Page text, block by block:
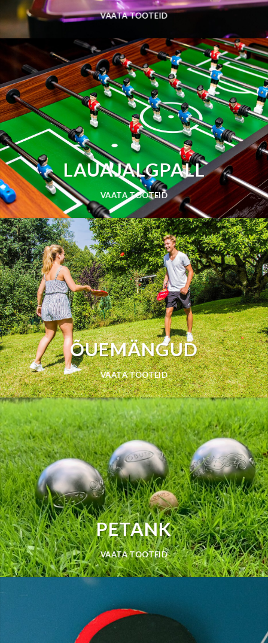
VAATA TOOTEID
LAUAJALGPALL
VAATA TOOTEID
ÕUEMÄNGUD
VAATA TOOTEID
PETANK
VAATA TOOTEID